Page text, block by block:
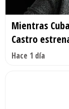
Mientras
Castro
Hace 1 día